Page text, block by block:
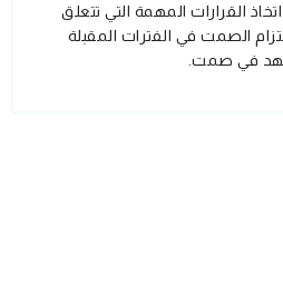
القرارات المهمة التي تتعلق
الصمت في الفترات المقبلة
في صمت.